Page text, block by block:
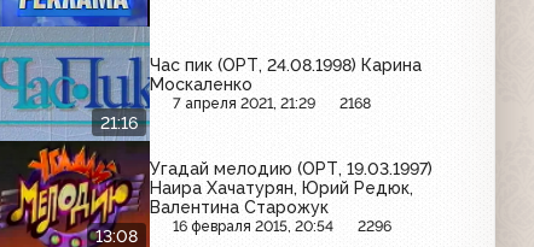
21:16
Час пик (ОРТ, 24.08.1998) Карина
Москаленко
7 апреля 2021, 21:29 2168
13:08
Угадай мелодию (ОРТ, 19.03.1997)
Наира Хачатурян, Юрий Редюк,
Валентина Старожук
16 февраля 2015, 20:54 2296